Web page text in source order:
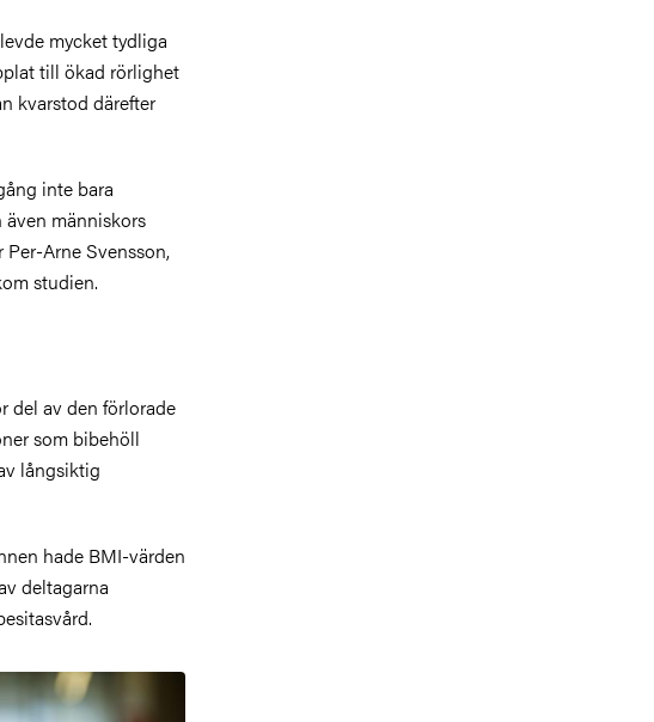
mycket tydliga
till ökad rörlighet
kvarstod därefter
inte bara
människors
Arne Svensson,
studien.
del av den förlorade
som bibehöll
långsiktig
hade BMI-värden
deltagarna